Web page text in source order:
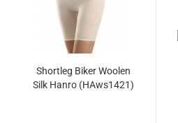
Shortleg Biker Woolen
Silk Hanro (HAws1421)